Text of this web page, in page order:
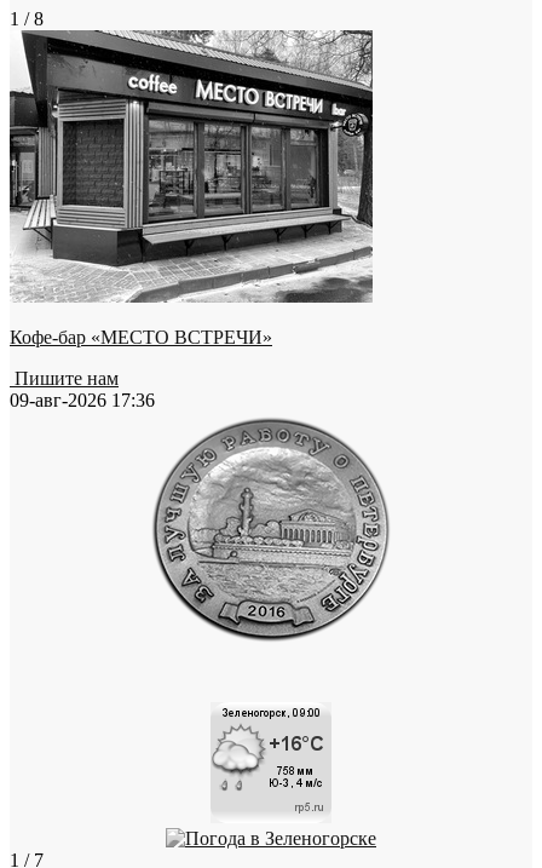
1 / 8
Кофе-бар «МЕСТО ВСТРЕЧИ»
Пишите нам
09-авг-2026 17:36
1 / 7